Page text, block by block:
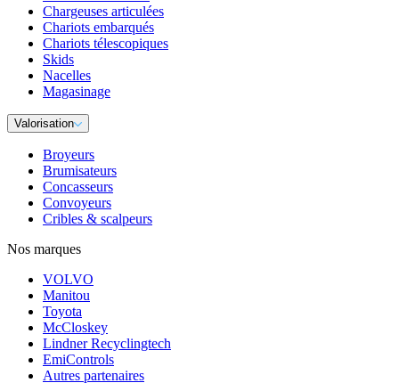
Chargeuses articulées
Chariots embarqués
Chariots télescopiques
Skids
Nacelles
Magasinage
Valorisation
Broyeurs
Brumisateurs
Concasseurs
Convoyeurs
Cribles & scalpeurs
Nos marques
VOLVO
Manitou
Toyota
McCloskey
Lindner Recyclingtech
EmiControls
Autres partenaires